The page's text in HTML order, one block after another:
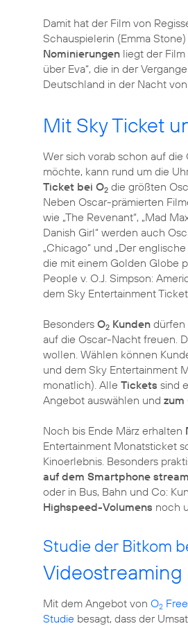
Damit hat der Film von
Schauspielerin (Emma
Nominierungen liegt der Film
über Eva“, die in der
Deutschland in der Nacht von
Mit Sky Ticket
Wer sich vorab schon auf
möchte, kann rund um die
Ticket bei O2 die größten
Neben Oscar-prämierten
wie „The Revenant“, „Mad
Danish Girl“ werden auch
„Chicago“ und „Der
die mit einem Golden Globe
People v. O.J. Simpson:
dem Sky Entertainment
Besonders O2 Kunden dürfen
auf die Oscar-Nacht freuen.
wollen. Wählen können
und dem Sky Entertainment
monatlich). Alle Tickets sind
Angebot auswählen und zum
Noch bis Ende März erhalten
Entertainment Monatsticket
Kinoerlebnis. Besonders
auf dem Smartphone
oder in Bus, Bahn und Co:
Highspeed-Volumens noch
Studie der Bitkom
Videostreaming
Mit dem Angebot von O2 Free
Studie besagt, dass der